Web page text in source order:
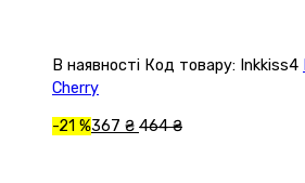
В наявності Код товару: Inkkiss4
Cherry
-21 %367 ₴ 464 ₴